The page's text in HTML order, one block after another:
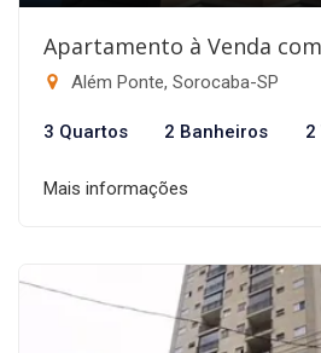
Apartamento à Venda
Além Ponte, Sorocaba-SP
3 Quartos 2 Banheiros 2
Mais informações